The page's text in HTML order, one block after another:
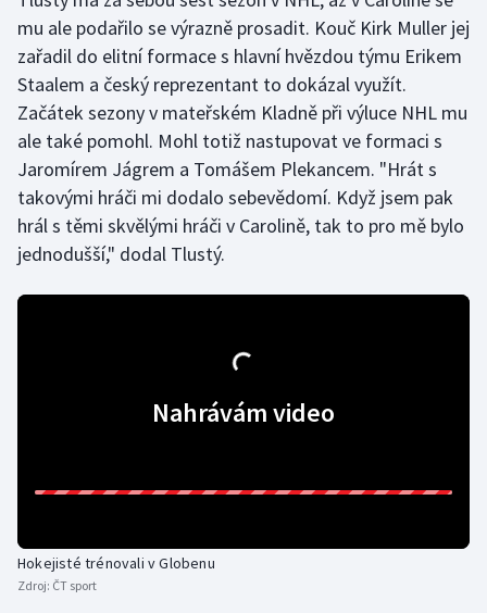
Sportovní střelba
Stolní tenis
Triatlon
Veslování
Vodní slalom
mu ale podařilo se výrazně prosadit. Kouč Kirk Muller jej
zařadil do elitní formace s hlavní hvězdou týmu Erikem
Staalem a český reprezentant to dokázal využít.
Začátek sezony v mateřském Kladně při výluce NHL mu
ale také pomohl. Mohl totiž nastupovat ve formaci s
Jaromírem Jágrem a Tomášem Plekancem. "Hrát s
takovými hráči mi dodalo sebevědomí. Když jsem pak
hrál s těmi skvělými hráči v Carolině, tak to pro mě bylo
jednodušší," dodal Tlustý.
Nahrávám video
Hokejisté trénovali v Globenu
Zdroj: ČT sport